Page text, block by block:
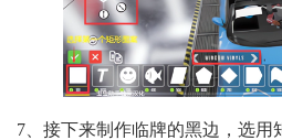
7、接下来制作临牌的黑边，选用